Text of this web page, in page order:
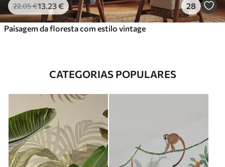
22.05€13 .23€ 28
Paisagem da floresta com estilo vintage
CATEGORIAS POPULARES